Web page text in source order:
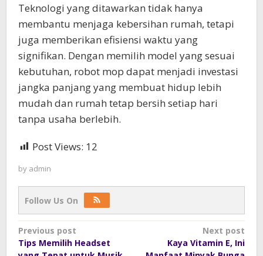
Teknologi yang ditawarkan tidak hanya
membantu menjaga kebersihan rumah, tetapi
juga memberikan efisiensi waktu yang
signifikan. Dengan memilih model yang sesuai
kebutuhan, robot mop dapat menjadi investasi
jangka panjang yang membuat hidup lebih
mudah dan rumah tetap bersih setiap hari
tanpa usaha berlebih.
Post Views: 12
by admin
Follow Us On
Post
navigation
Previous post
Tips Memilih Headset
Next post
Kaya Vitamin E, Ini